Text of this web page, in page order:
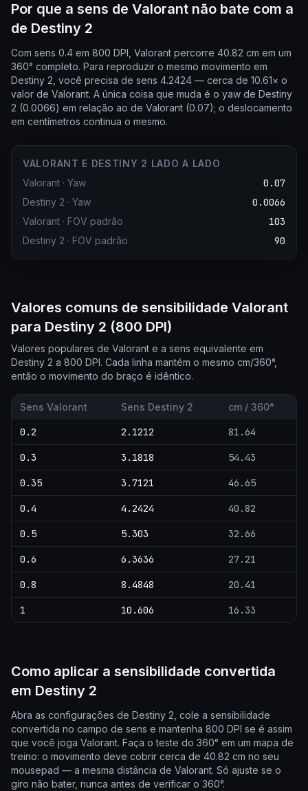
Por que a sens de Valorant não bate com a
de Destiny 2
Com sens 0.4 em 800 DPI, Valorant percorre 40.82 cm em um
360° completo. Para reproduzir o mesmo movimento em
Destiny 2, você precisa de sens 4.2424 — cerca de 10.61× o
valor de Valorant. A única coisa que muda é o yaw de Destiny
2 (0.0066) em relação ao de Valorant (0.07); o deslocamento
em centímetros continua o mesmo.
VALORANT E DESTINY 2 LADO A LADO
Valorant · Yaw 0.07
Destiny 2 · Yaw 0.0066
Valorant · FOV padrão 103
Destiny 2 · FOV padrão 90
Valores comuns de sensibilidade Valorant
para Destiny 2 (800 DPI)
Valores populares de Valorant e a sens equivalente em
Destiny 2 a 800 DPI. Cada linha mantém o mesmo cm/360°,
então o movimento do braço é idêntico.
Sens Valorant Sens Destiny 2 cm / 360°
0.2 2.1212 81.64
0.3 3.1818 54.43
0.35 3.7121 46.65
0.4 4.2424 40.82
0.5 5.303 32.66
0.6 6.3636 27.21
0.8 8.4848 20.41
1 10.606 16.33
Como aplicar a sensibilidade convertida
em Destiny 2
Abra as configurações de Destiny 2, cole a sensibilidade
convertida no campo de sens e mantenha 800 DPI se é assim
que você joga Valorant. Faça o teste do 360° em um mapa de
treino: o movimento deve cobrir cerca de 40.82 cm no seu
mousepad — a mesma distância de Valorant. Só ajuste se o
giro não bater, nunca antes de verificar o 360°.